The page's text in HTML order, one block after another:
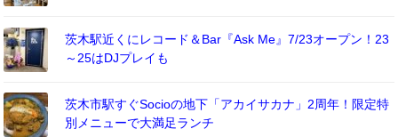
茨木駅近くにレコード＆Bar『Ask Me』7/23オープン！23
～25はDJプレイも
茨木市駅すぐSocioの地下「アカイサカナ」2周年！限定特
別メニューで大満足ランチ